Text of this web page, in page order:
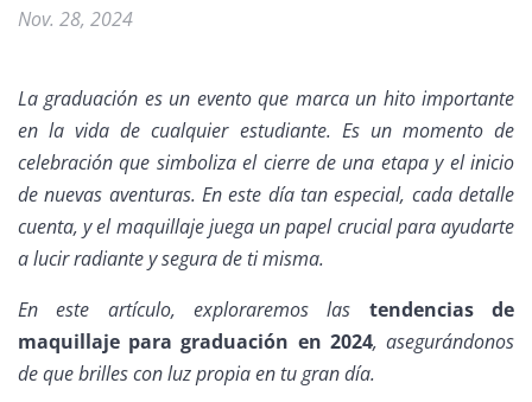
Nov. 28, 2024
La graduación es un evento que marca un hito importante
en la vida de cualquier estudiante. Es un momento de
celebración que simboliza el cierre de una etapa y el inicio
de nuevas aventuras. En este día tan especial, cada detalle
cuenta, y el maquillaje juega un papel crucial para ayudarte
a lucir radiante y segura de ti misma.
En este artículo, exploraremos las tendencias de
maquillaje para graduación en 2024, asegurándonos
de que brilles con luz propia en tu gran día.